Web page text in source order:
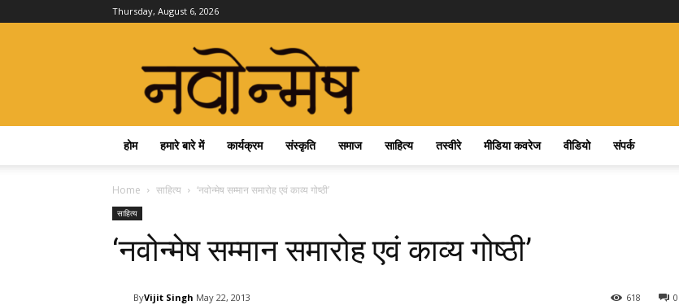
Thursday, August 6, 2026
Navonmesh
होम हमारे बारे में कार्यक्रम संस्कृति समाज साहित्य तस्वीरे मीडिया कवरेज वीडियो संपर्क
Home साहित्य ‘नवोन्मेष सम्मान समारोह एवं काव्य गोष्ठी’
साहित्य
‘नवोन्मेष सम्मान समारोह एवं काव्य गोष्ठी’
ByVijit Singh May 22, 2013 0
618